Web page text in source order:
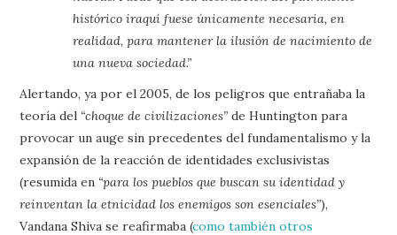
histórico iraquí fuese únicamente necesaria, en
realidad, para mantener la ilusión de nacimiento de
una nueva sociedad.”
Alertando, ya por el 2005, de los peligros que entrañaba la
teoría del “choque de civilizaciones” de Huntington para
provocar un auge sin precedentes del fundamentalismo y la
expansión de la reacción de identidades exclusivistas
(resumida en “para los pueblos que buscan su identidad y
reinventan la etnicidad los enemigos son esenciales”),
Vandana Shiva se reafirmaba (como también otros